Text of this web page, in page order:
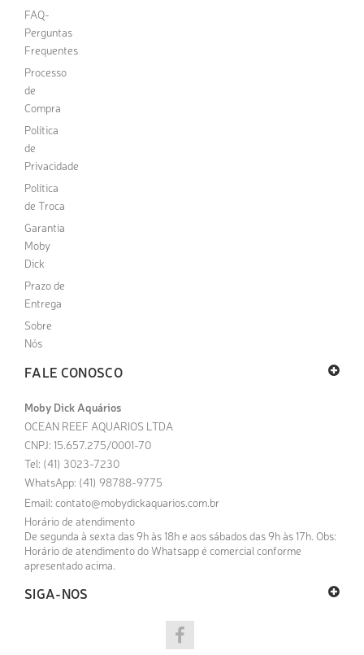
FAQ-
Perguntas
Frequentes
Processo
de
Compra
Política
de
Privacidade
Política
de Troca
Garantia
Moby
Dick
Prazo de
Entrega
Sobre
Nós
FALE CONOSCO
Moby Dick Aquários
OCEAN REEF AQUARIOS LTDA
CNPJ: 15.657.275/0001-70
Tel: (41) 3023-7230
WhatsApp: (41) 98788-9775
Email: contato@mobydickaquarios.com.br
Horário de atendimento
De segunda à sexta das 9h às 18h e aos sábados das 9h às 17h. Obs:
Horário de atendimento do Whatsapp é comercial conforme
apresentado acima.
SIGA-NOS